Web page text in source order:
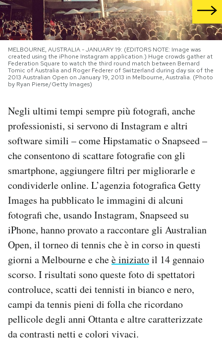
NEWSLETTER
I MIEI PREFERITI
SHOP
AREA PERSONALE
Area Personale
Newsletter
Notifiche mobile
Regala il Post
Hai bisogno di aiuto?
MELBOURNE, AUSTRALIA - JANUARY 19: (EDITORS NOTE: Image was
created using the iPhone Instagram application.) Huge crowds gather at
Federation Square to watch the third round match between Bernard
Tomic of Australia and Roger Federer of Switzerland during day six of the
2013 Australian Open on January 19, 2013 in Melbourne, Australia. (Photo
by Ryan Pierse/Getty Images)
Negli ultimi tempi sempre più fotografi, anche
professionisti, si servono di Instagram e altri
software simili – come Hipstamatic o Snapseed –
che consentono di scattare fotografie con gli
smartphone, aggiungere filtri per migliorarle e
condividerle online. L’agenzia fotografica Getty
Images ha pubblicato le immagini di alcuni
fotografi che, usando Instagram, Snapseed su
iPhone, hanno provato a raccontare gli Australian
Open, il torneo di tennis che è in corso in questi
giorni a Melbourne e cheè iniziatoil 14 gennaio
scorso. I risultati sono queste foto di spettatori
controluce, scatti dei tennisti in bianco e nero,
campi da tennis pieni di folla che ricordano
pellicole degli anni Ottanta e altre caratterizzate
da contrasti netti e colori vivaci.